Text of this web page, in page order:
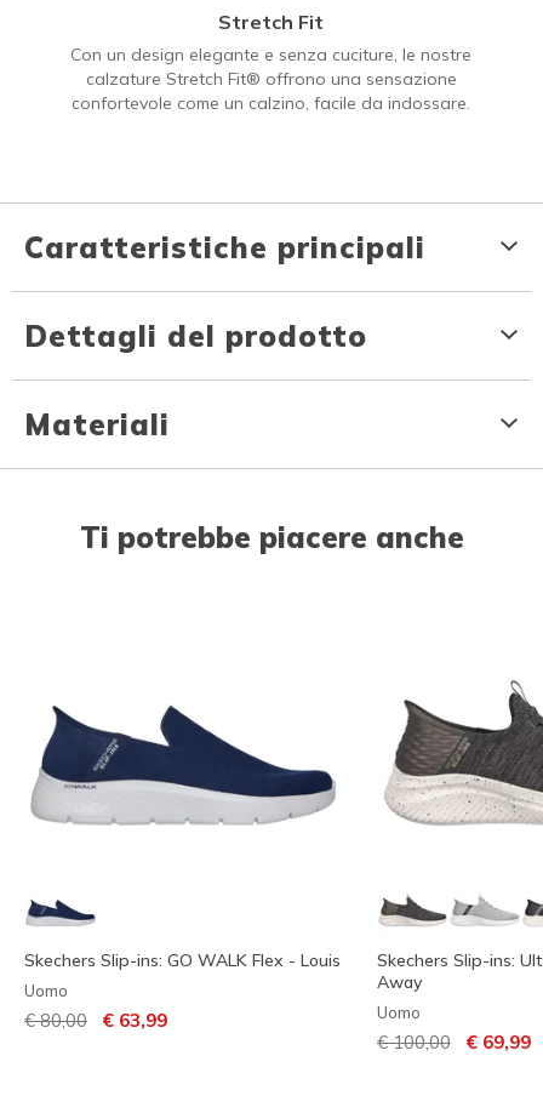
Stretch Fit
Con un design elegante e senza cuciture, le nostre
calzature Stretch Fit® offrono una sensazione
confortevole come un calzino, facile da indossare.
Caratteristiche principali
Dettagli del prodotto
Materiali
Ti potrebbe piacere anche
Skechers Slip-ins: GO WALK Flex - Louis
Uomo
Prezzo ridotto da
€ 80,00 per
€ 63,99
Skechers Slip-ins:
Away
Uomo
Prezzo ridotto da
€ 100,00per€ 69,99